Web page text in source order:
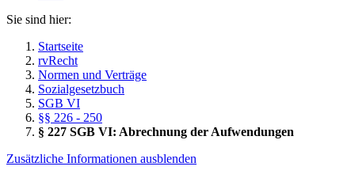
Sie sind hier:
Startseite
rvRecht
Normen und Verträge
Sozialgesetzbuch
SGB VI
§§ 226 - 250
§ 227 SGB VI: Abrechnung der Aufwendungen
Zusätzliche Informationen ausblenden